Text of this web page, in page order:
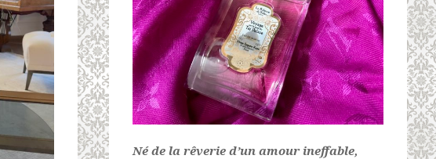
Né de la rêverie d’un amour ineffable,